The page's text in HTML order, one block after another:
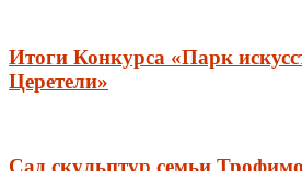
Итоги Конкурса «Парк
Церетели»
Сад скульптур семьи